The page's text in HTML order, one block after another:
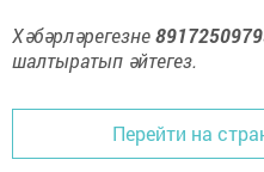
Хәбәрләрегезне
шалтыратып әйтегез.
Перейти на